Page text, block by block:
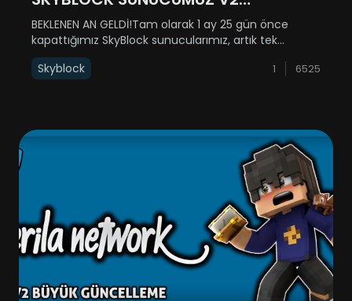
GÜNCELLEMESİYLE AÇILIYOR!
BEKLENEN AN GELDİ!Tam olarak 1 ay 25 gün önce
kapattığımız SkyBlock sunucularımız, artık tek
sunucu halinde (SkyBlock 1-2 birleştirildi) geri
dönüyor! 31 Aralık Çarşamba günü yenilenmiş haliyle
Skyblock 1 6525